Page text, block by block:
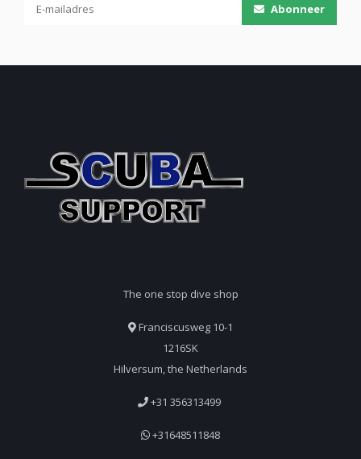
Abonneer
The one stop dive shop
Franciscusweg 10-1
1216SK
Hilversum, the Netherlands
+31 356313499
+31648511848